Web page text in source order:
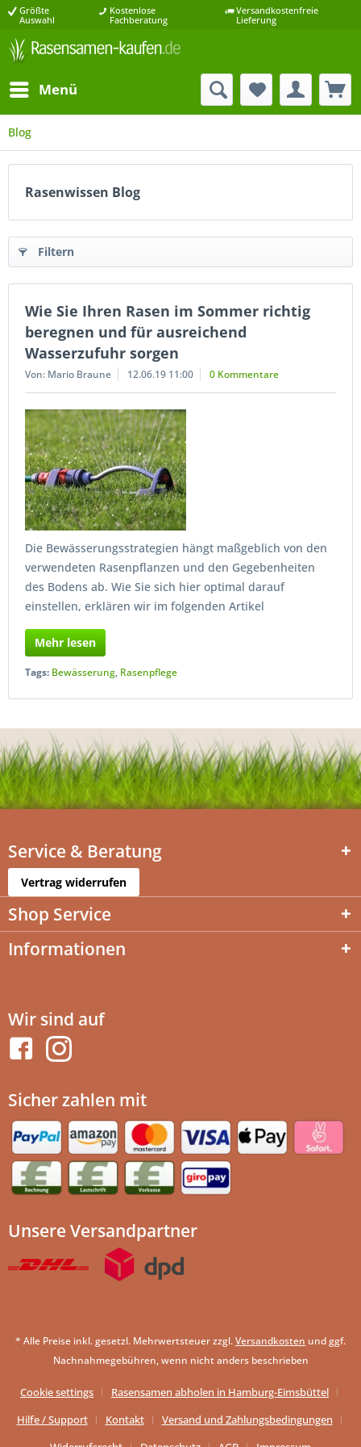
Größte
Auswahl
Kostenlose
Fachberatung
Versandkostenfreie
Lieferung
Menü
Blog
Rasenwissen Blog
Filtern
Wie Sie Ihren Rasen im Sommer richtig
beregnen und für ausreichend
Wasserzufuhr sorgen
Von: Mario Braune 12.06.19 11:00 0 Kommentare
Die Bewässerungsstrategien hängt maßgeblich von den
verwendeten Rasenpflanzen und den Gegebenheiten
des Bodens ab. Wie Sie sich hier optimal darauf
einstellen, erklären wir im folgenden Artikel
Mehr lesen
Tags: Bewässerung, Rasenpflege
Service & Beratung
Vertrag widerrufen
Shop Service
Informationen
Wir sind auf
Sicher zahlen mit
Unsere Versandpartner
* Alle Preise inkl. gesetzl. Mehrwertsteuer zzgl.Versandkosten und ggf.
Nachnahmegebühren, wenn nicht anders beschrieben
Cookie settings
Rasensamen abholen in Hamburg-Eimsbüttel
Hilfe / Support
Kontakt
Versand und Zahlungsbedingungen